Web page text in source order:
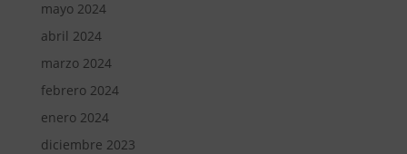
mayo 2024
abril 2024
marzo 2024
febrero 2024
enero 2024
diciembre 2023